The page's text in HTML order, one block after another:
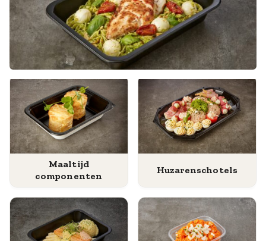
Maaltijd
componenten
Huzarenschotels